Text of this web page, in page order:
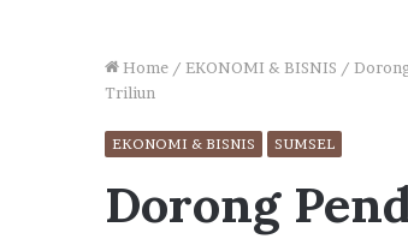
Home / EKONOMI & BISNIS /
Triliun
EKONOMI & BISNIS SUMSEL
Dorong